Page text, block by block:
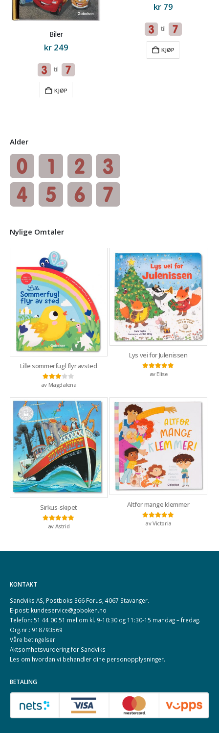
Biler
kr249
til
KJØP
kr79
til
KJØP
Alder
Nylige Omtaler
Lille sommerfugl flyr avsted
Vurdert3av 5
av Magdalena
Lys vei for Julenissen
Vurdert5
av Elise
Sirkus-skipet
Vurdert5
av Astrid
Altfor mange klemmer
Vurdert5av 5
av Victoria
KONTAKT
Sandviks AS, Postboks 366 Forus, 4067 Stavanger.
E-post: kundeservice@goboken.no
Telefon: 51 44 00 51 mellom kl. 9-10:30 og 11:30-15 mandag – fredag.
Org.nr.: 918793569
Våre betingelser
Aktsomhetsvurdering for Sandviks
Les om hvordan vi behandler dine personopplysninger.
BETALING